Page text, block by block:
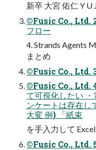
新卒 大宮 佑仁 Y U
©Fusic Co., Ltd. 2
フロー
4. Strands Agents
まとめ
©Fusic Co., Ltd.
©Fusic Co., Ltd. 4
て可視化したい
ンケートは存在し
大変 例) 「紙束
を手入力して
©Fusic Co., Ltd.